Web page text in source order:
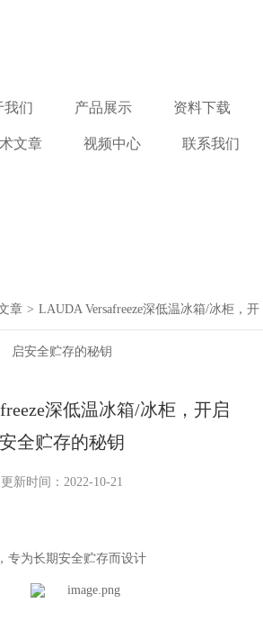
我们 产品展示 资料下载
文章 视频中心 联系我们
章 > LAUDA Versafreeze深低温冰箱/冰柜，开
启安全贮存的秘钥
深低温冰箱/冰柜，开启
安全贮存的秘钥
更新时间：2022-10-21
专为长期安全贮存而设计